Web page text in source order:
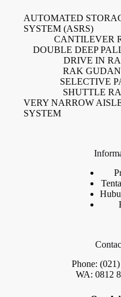
AUTOMATED
SYSTEM (ASRS)
CANTILEVER
DOUBLE DEEP
DRIVE IN
RAK
SELECTIVE
SHUTTLE
VERY NARROW
SYSTEM
Phone:
WA: 0812